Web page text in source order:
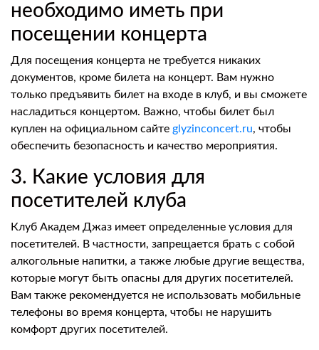
необходимо иметь при
посещении концерта
Для посещения концерта не требуется никаких
документов, кроме билета на концерт. Вам нужно
только предъявить билет на входе в клуб, и вы сможете
насладиться концертом. Важно, чтобы билет был
куплен на официальном сайте glyzinconcert.ru, чтобы
обеспечить безопасность и качество мероприятия.
3. Какие условия для
посетителей клуба
Клуб Академ Джаз имеет определенные условия для
посетителей. В частности, запрещается брать с собой
алкогольные напитки, а также любые другие вещества,
которые могут быть опасны для других посетителей.
Вам также рекомендуется не использовать мобильные
телефоны во время концерта, чтобы не нарушить
комфорт других посетителей.